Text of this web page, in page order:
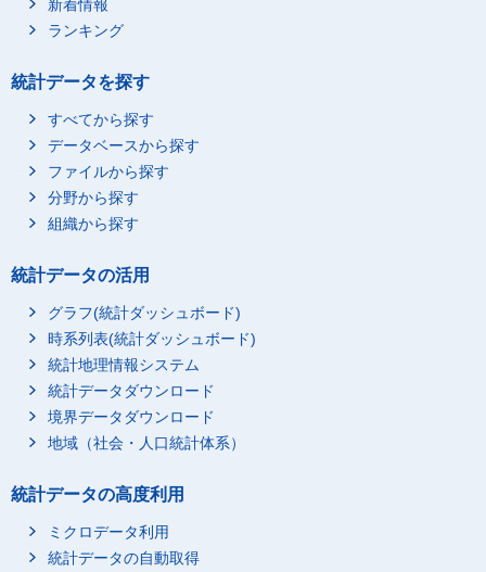
新着情報
ランキング
統計データを探す
すべてから探す
データベースから探す
ファイルから探す
分野から探す
組織から探す
統計データの活用
グラフ(統計ダッシュボード)
時系列表(統計ダッシュボード)
統計地理情報システム
統計データダウンロード
境界データダウンロード
地域（社会・人口統計体系）
統計データの高度利用
ミクロデータ利用
統計データの自動取得